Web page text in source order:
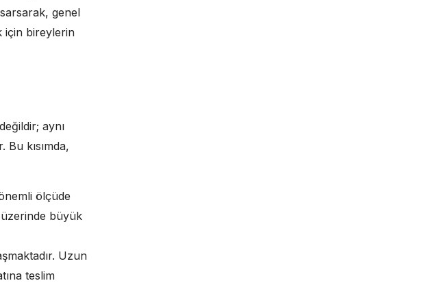
genel
için bireylerin
aynı
kısımda,
ölçüde
büyük
Uzun
teslim